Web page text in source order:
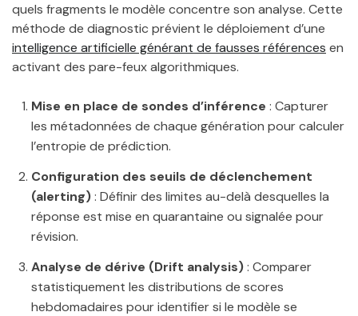
quels fragments le modèle concentre son analyse. Cette
méthode de diagnostic prévient le déploiement d’une
intelligence artificielle générant de fausses références en
activant des pare-feux algorithmiques.
Mise en place de sondes d’inférence : Capturer
les métadonnées de chaque génération pour calculer
l’entropie de prédiction.
Configuration des seuils de déclenchement
(alerting): Définir des limites au-delà desquelles la
réponse est mise en quarantaine ou signalée pour
révision.
Analyse de dérive (Drift analysis): Comparer
statistiquement les distributions de scores
hebdomadaires pour identifier si le modèle se